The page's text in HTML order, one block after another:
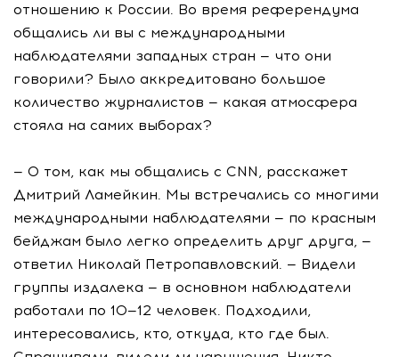
отношению к России. Во время референдума
общались ли вы с международными
наблюдателями западных стран — что они
говорили? Было аккредитовано большое
количество журналистов — какая атмосфера
стояла на самих выборах?
— О том, как мы общались с СNN, расскажет
Дмитрий Ламейкин. Мы встречались со многими
международными наблюдателями — по красным
бейджам было легко определить друг друга, —
ответил Николай Петропавловский. — Видели
группы издалека — в основном наблюдатели
работали по 10—12 человек. Подходили,
интересовались, кто, откуда, кто где был.